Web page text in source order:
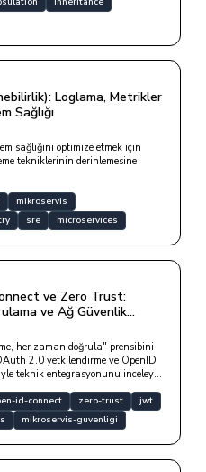
Loglama, Metrikler
Sağlığı
sağlığını optimize etmek için
tekniklerinin derinlemesine
mikroservis
sre microservices
ve Zero Trust:
ve Ağ Güvenlik
her zaman doğrula" prensibini
2.0 yetkilendirme ve OpenID
teknik entegrasyonunu inceleyen
id-connect zero-trust
jwt
mikroservis-guvenligi